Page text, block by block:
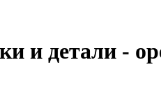
и детали -